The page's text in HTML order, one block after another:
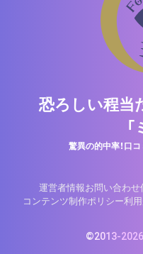
恐ろしい程当
驚異の的中率！口
運営者情報お問い合わせ
コンテンツ制作ポリシー利
©2013-